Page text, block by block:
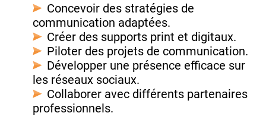
Concevoir des stratégies de
communication adaptées.
Créer des supports print et digitaux.
Piloter des projets de communication.
Développer une présence efficace sur
les réseaux sociaux.
Collaborer avec différents partenaires
professionnels.